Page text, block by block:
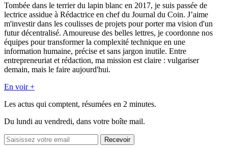
Tombée dans le terrier du lapin blanc en 2017, je suis passée de
lectrice assidue à Rédactrice en chef du Journal du Coin. J’aime
m'investir dans les coulisses de projets pour porter ma vision d'un
futur décentralisé. Amoureuse des belles lettres, je coordonne nos
équipes pour transformer la complexité technique en une
information humaine, précise et sans jargon inutile. Entre
entrepreneuriat et rédaction, ma mission est claire : vulgariser
demain, mais le faire aujourd'hui.
En voir +
Les actus qui comptent, résumées en 2 minutes.
Du lundi au vendredi, dans votre boîte mail.
Recevoir